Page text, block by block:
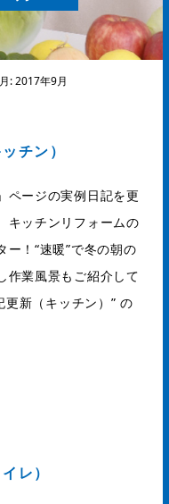
月:2017年9月
チン）
ページの実例日記を更
ンリフォームの
！“速暖”で冬の朝の
作業風景もご紹介して
新（キッチン）” の
レ）